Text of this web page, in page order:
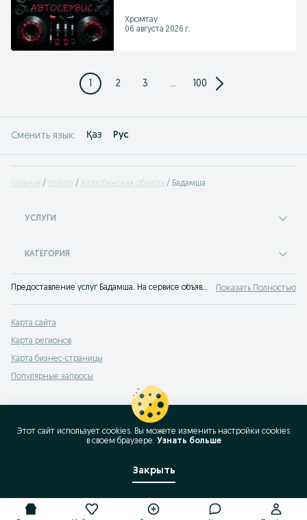
Хромтау
06 августа 2026 г.
1 2 3 ... 100
Сменить язык: Қаз Рус
Главная Услуги Актюбинская область Бадамша
УСЛУГИ
КАТЕГОРИЯ
Предоставление услуг Бадамша. На сервисе объявлений OLX Бадамша легко и быстро можно найти или оказать услугу. Найдите лучшие предложения услуг на OLX! Показать Полностью
Карта сайта
Карта регионов
Карта бизнес-страницы
Популярные запросы
Этот сайт использует cookies. Вы можете изменить настройки cookies
в своeм браузере. Узнать больше
Закрыть